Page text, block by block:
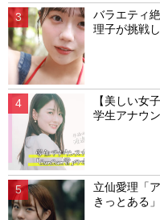
バラエティ
理子が挑戦
【美しい女
学生アナウ
立仙愛理「
きっとある